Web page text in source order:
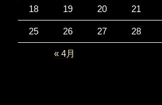
18 19 20 21
25 26 27 28
« 4月